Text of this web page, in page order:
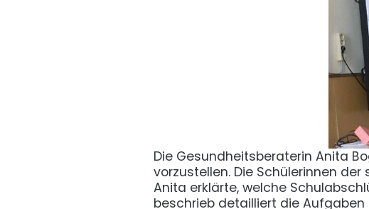
Die Gesundheitsberaterin Anita
vorzustellen. Die Schülerinnen
Anita erklärte, welche
beschrieb detailliert die Aufgaben